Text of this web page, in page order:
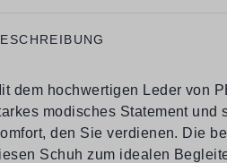
dem hochwertigen Leder von
modisches Statement und
den Sie verdienen. Die
Schuh zum idealen